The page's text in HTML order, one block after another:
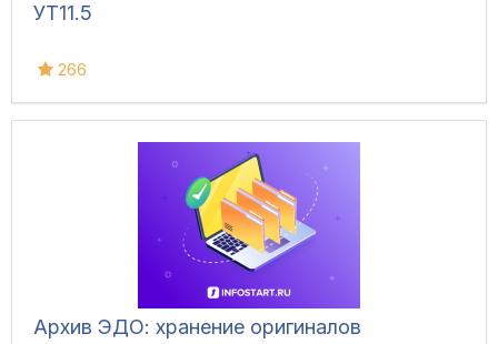
УТ11.5
266
Архив ЭДО: хранение оригиналов